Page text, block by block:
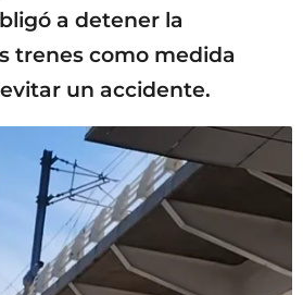
a detener la
trenes como medida
un accidente.